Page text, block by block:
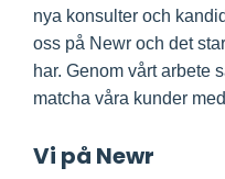
nya konsulter och
oss på Newr och det
har. Genom vårt arbete
matcha våra kunder
Vi på Newr